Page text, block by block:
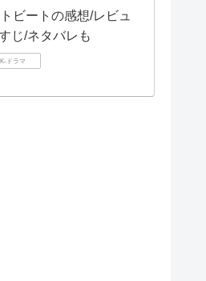
ビートの感想/レビュ
じ/ネタバレも
K-ドラマ